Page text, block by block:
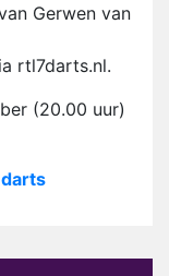
Gerwen van
rtl7darts.nl.
(20.00 uur)